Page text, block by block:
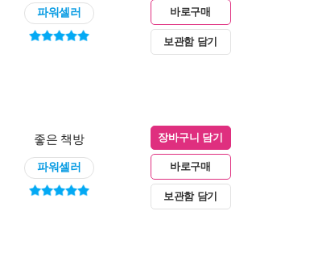
파워셀러 바로구매
보관함 담기
좋은 책방
파워셀러
장바구니 담기
바로구매
보관함 담기